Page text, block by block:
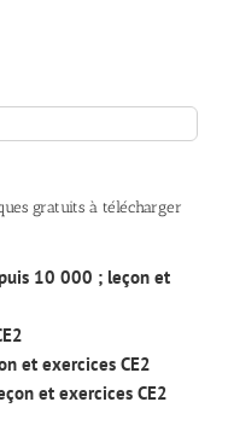
gratuits à télécharger
10 000 ; leçon et
et exercices CE2
et exercices CE2